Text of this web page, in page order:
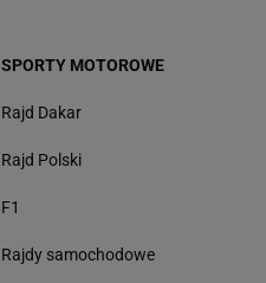
SPORTY MOTOROWE
Rajd Dakar
Rajd Polski
F1
Rajdy samochodowe